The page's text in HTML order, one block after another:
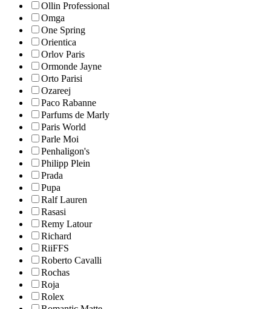
Ollin Professional
Omga
One Spring
Orientica
Orlov Paris
Ormonde Jayne
Orto Parisi
Ozareej
Paco Rabanne
Parfums de Marly
Paris World
Parle Moi
Penhaligon's
Philipp Plein
Prada
Pupa
Ralf Lauren
Rasasi
Remy Latour
Richard
RiiFFS
Roberto Cavalli
Rochas
Roja
Rolex